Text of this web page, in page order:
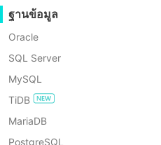
ฐานข้อมูล
Oracle
SQL Server
MySQL
TiDB
MariaDB
PostgreSQL